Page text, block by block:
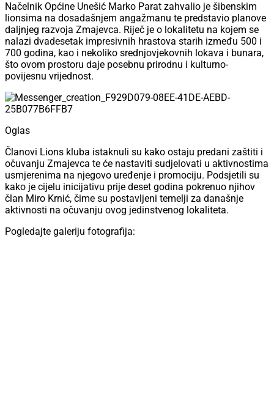
Načelnik Općine Unešić Marko Parat zahvalio je šibenskim
lionsima na dosadašnjem angažmanu te predstavio planove
daljnjeg razvoja Zmajevca. Riječ je o lokalitetu na kojem se
nalazi dvadesetak impresivnih hrastova starih između 500 i
700 godina, kao i nekoliko srednjovjekovnih lokava i bunara,
što ovom prostoru daje posebnu prirodnu i kulturno-
povijesnu vrijednost.
Oglas
Članovi Lions kluba istaknuli su kako ostaju predani zaštiti i
očuvanju Zmajevca te će nastaviti sudjelovati u aktivnostima
usmjerenima na njegovo uređenje i promociju. Podsjetili su
kako je cijelu inicijativu prije deset godina pokrenuo njihov
član Miro Krnić, čime su postavljeni temelji za današnje
aktivnosti na očuvanju ovog jedinstvenog lokaliteta.
Pogledajte galeriju fotografija: